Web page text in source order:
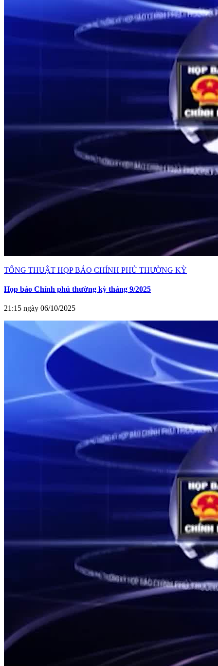
TỔNG THUẬT HỌP BÁO CHÍNH PHỦ THƯỜNG KỲ
Họp báo Chính phủ thường kỳ tháng 9/2025
21:15 ngày 06/10/2025